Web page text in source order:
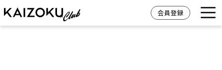
会員登録